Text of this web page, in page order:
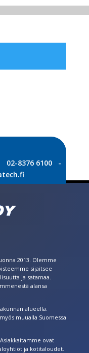
02-8376 6100 -
2013. Olemme
sijaitsee
ja satamaa.
alansa
alueella.
muualla Suomessa
ovat
ja kotitaloudet.